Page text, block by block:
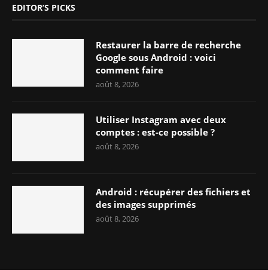
EDITOR’S PICKS
Restaurer la barre de recherche
Google sous Android : voici
comment faire
août 8, 2026
Utiliser Instagram avec deux
comptes : est-ce possible ?
août 8, 2026
Android : récupérer des fichiers et
des images supprimés
août 8, 2026